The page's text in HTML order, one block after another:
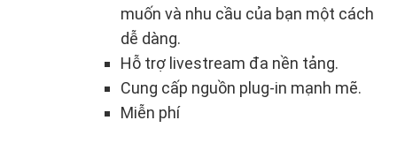
muốn và nhu cầu của bạn một cách
dễ dàng.
Hỗ trợ livestream đa nền tảng.
Cung cấp nguồn plug-in mạnh mẽ.
Miễn phí